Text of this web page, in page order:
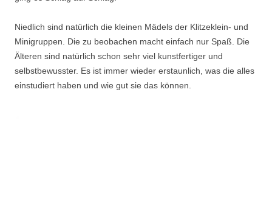
Niedlich sind natürlich die kleinen Mädels der Klitzeklein- und
Minigruppen. Die zu beobachen macht einfach nur Spaß. Die
Älteren sind natürlich schon sehr viel kunstfertiger und
selbstbewusster. Es ist immer wieder erstaunlich, was die alles
einstudiert haben und wie gut sie das können.